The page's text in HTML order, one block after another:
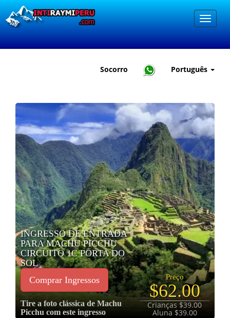
Socorro Português
INGRESSO DE ENTRADA
PARA MACHU PICCHU
CIRCUITO 1C PORTA DO
SOL
Comprar Ingressos
Tire a foto clássica de Machu
Picchu com este ingresso
Preço
$62.00
Crianças $39.00
Aluna $39.00